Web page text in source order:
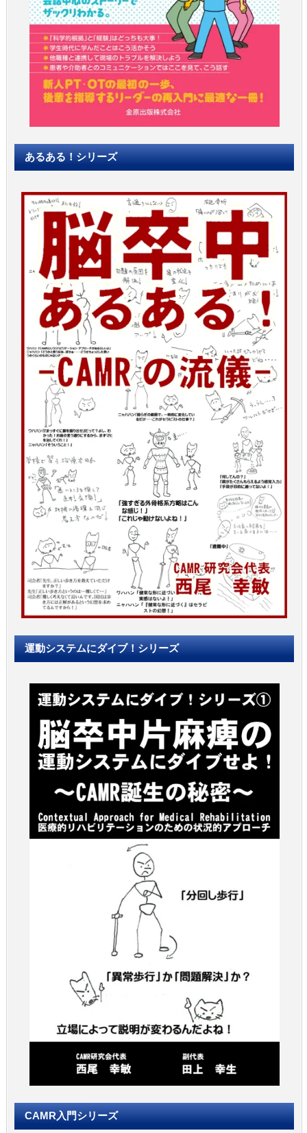
あるある！シリーズ
運動システムにダイブ！シリーズ
CAMR入門シリーズ